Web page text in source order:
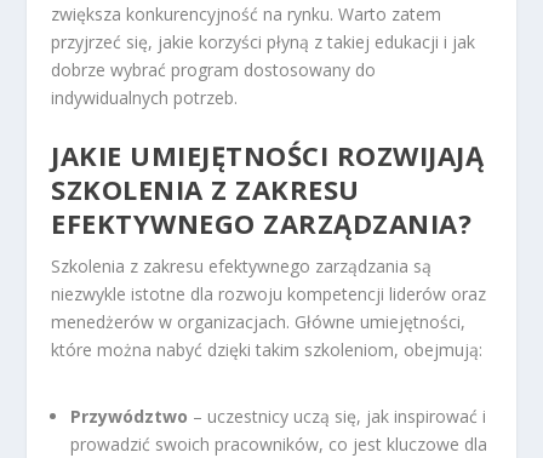
zwiększa konkurencyjność na rynku. Warto zatem
przyjrzeć się, jakie korzyści płyną z takiej edukacji i jak
dobrze wybrać program dostosowany do
indywidualnych potrzeb.
JAKIE UMIEJĘTNOŚCI ROZWIJAJĄ
SZKOLENIA Z ZAKRESU
EFEKTYWNEGO ZARZĄDZANIA?
Szkolenia z zakresu efektywnego zarządzania są
niezwykle istotne dla rozwoju kompetencji liderów oraz
menedżerów w organizacjach. Główne umiejętności,
które można nabyć dzięki takim szkoleniom, obejmują:
Przywództwo – uczestnicy uczą się, jak inspirować i
prowadzić swoich pracowników, co jest kluczowe dla